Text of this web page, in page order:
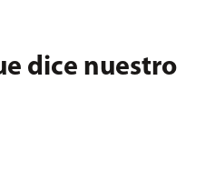
dice nuestro